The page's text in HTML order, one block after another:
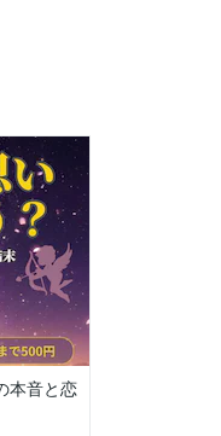
本音と恋